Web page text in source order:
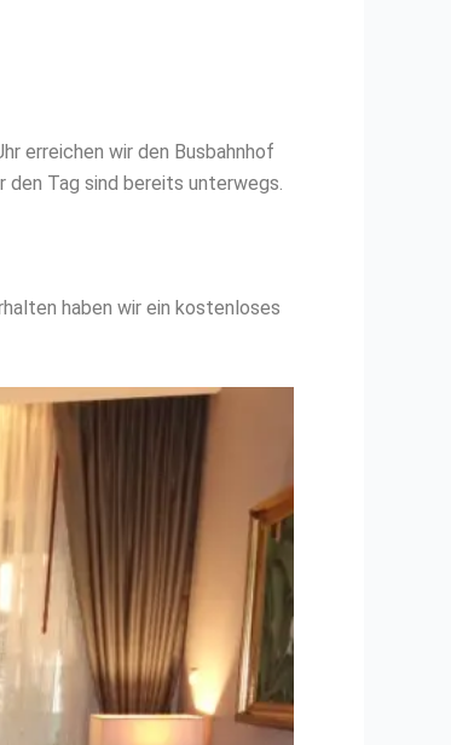
erreichen wir den Busbahnhof
Tag sind bereits unterwegs.
haben wir ein kostenloses